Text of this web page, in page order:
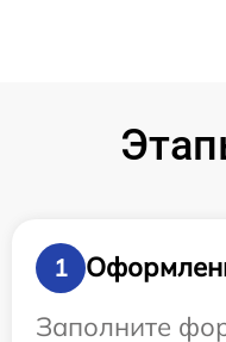
1
Заполните